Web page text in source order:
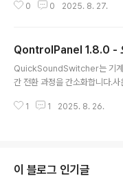
병합하는 데 매우 유용합니다.
과 줄에 대한 Regexp 필터링.
줄 안의 차이점을 강조합니다.
파일 차이를 보여줍니다. 사용자
문 강조가 있는 유연한 편집기
0 0 2025. 8. 27.
QuickSoundSwitcher는 기계
간 전환 과정을 간소화합니다.사
운 설정 메뉴를 통해 오디오 출
를 듣는 방식을 변경하고 싶을 때
1 1 2025. 8. 26.
이 블로그 인기글